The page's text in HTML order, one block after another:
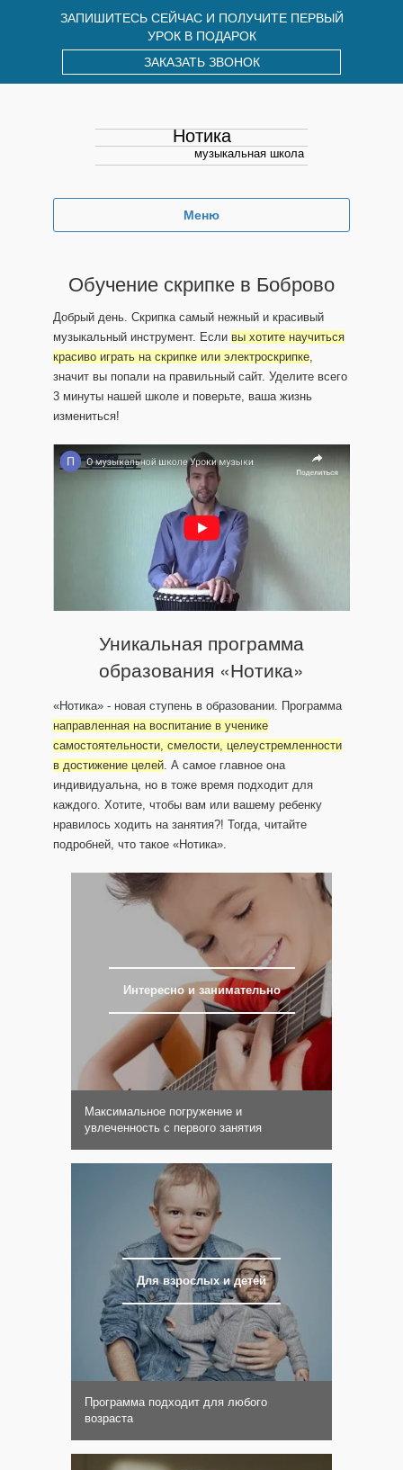
ЗАПИШИТЕСЬ СЕЙЧАС И ПОЛУЧИТЕ ПЕРВЫЙ
УРОК В ПОДАРОК
ЗАКАЗАТЬ ЗВОНОК
Нотика
музыкальная школа
Меню
Обучение скрипке в Боброво
Добрый день. Скрипка самый нежный и красивый
музыкальный инструмент. Если вы хотите научиться
красиво играть на скрипке или электроскрипке,
значит вы попали на правильный сайт. Уделите всего
3 минуты нашей школе и поверьте, ваша жизнь
измениться!
Уникальная программа
образования «Нотика»
«Нотика» - новая ступень в образовании. Программа
направленная на воспитание в ученике
самостоятельности, смелости, целеустремленности
в достижение целей. А самое главное она
индивидуальна, но в тоже время подходит для
каждого. Хотите, чтобы вам или вашему ребенку
нравилось ходить на занятия?! Тогда, читайте
подробней, что такое «Нотика».
Интересно и занимательно
Максимальное погружение и
увлеченность с первого занятия
Для взрослых и детей
Программа подходит для любого
возраста